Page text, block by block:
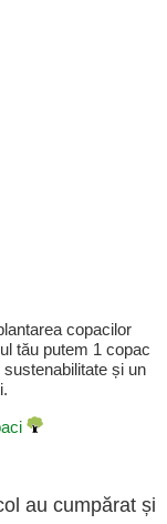
copacilor
tău putem 1 copac
și un
au cumpărat și